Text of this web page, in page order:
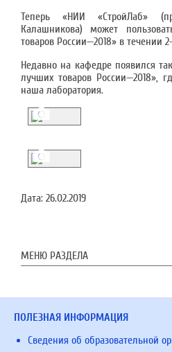
Теперь «НИИ «СтройЛаб»
Калашникова) может
товаров России—2018» в течении
Недавно на кафедре появился
лучших товаров России—2018»,
наша лаборатория.
Дата: 26.02.2019
МЕНЮ РАЗДЕЛА
ПОЛЕЗНАЯ ИНФОРМАЦИЯ
Сведения об образовательной